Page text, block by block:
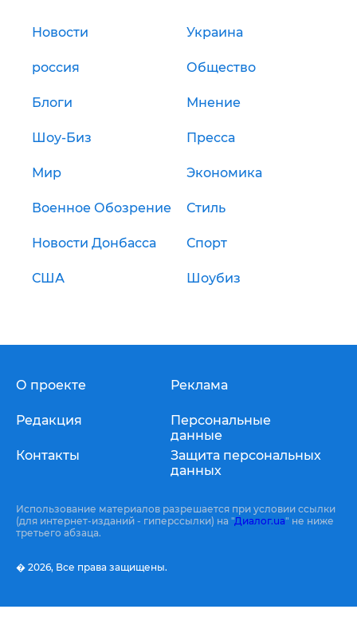
Новости Украина
россия Общество
Блоги Мнение
Шоу-Биз Пресса
Мир Экономика
Военное Обозрение Стиль
Новости Донбасса Спорт
США Шоубиз
О проекте
Редакция
Контакты
Реклама
Персональные
данные
Защита персональных
данных
Использование материалов разрешается при условии ссылки
(для интернет-изданий - гиперссылки) на "Диалог.ua" не ниже
третьего абзаца.
� 2026, Все права защищены.